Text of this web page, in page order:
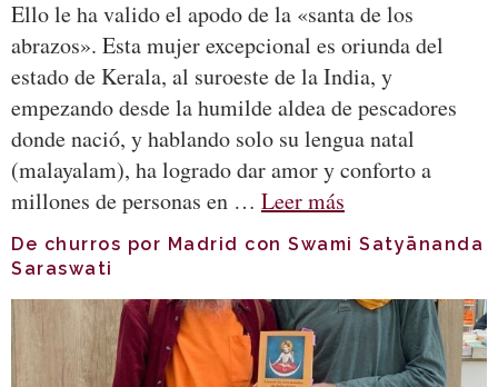
Ello le ha valido el apodo de la «santa de los
abrazos». Esta mujer excepcional es oriunda del
estado de Kerala, al suroeste de la India, y
empezando desde la humilde aldea de pescadores
donde nació, y hablando solo su lengua natal
(malayalam), ha logrado dar amor y conforto a
millones de personas en … Leer más
De churros por Madrid con Swami Satyānanda
Saraswati